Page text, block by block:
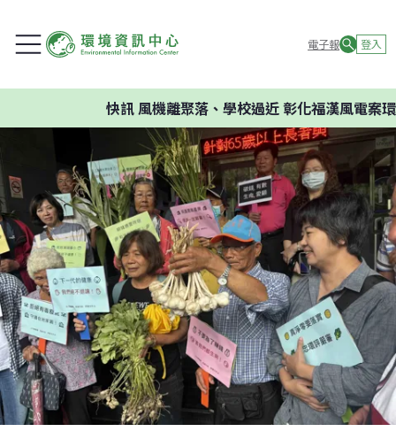
電子報 登入
風機離聚落、學校過近 彰化福漢風電案環委建